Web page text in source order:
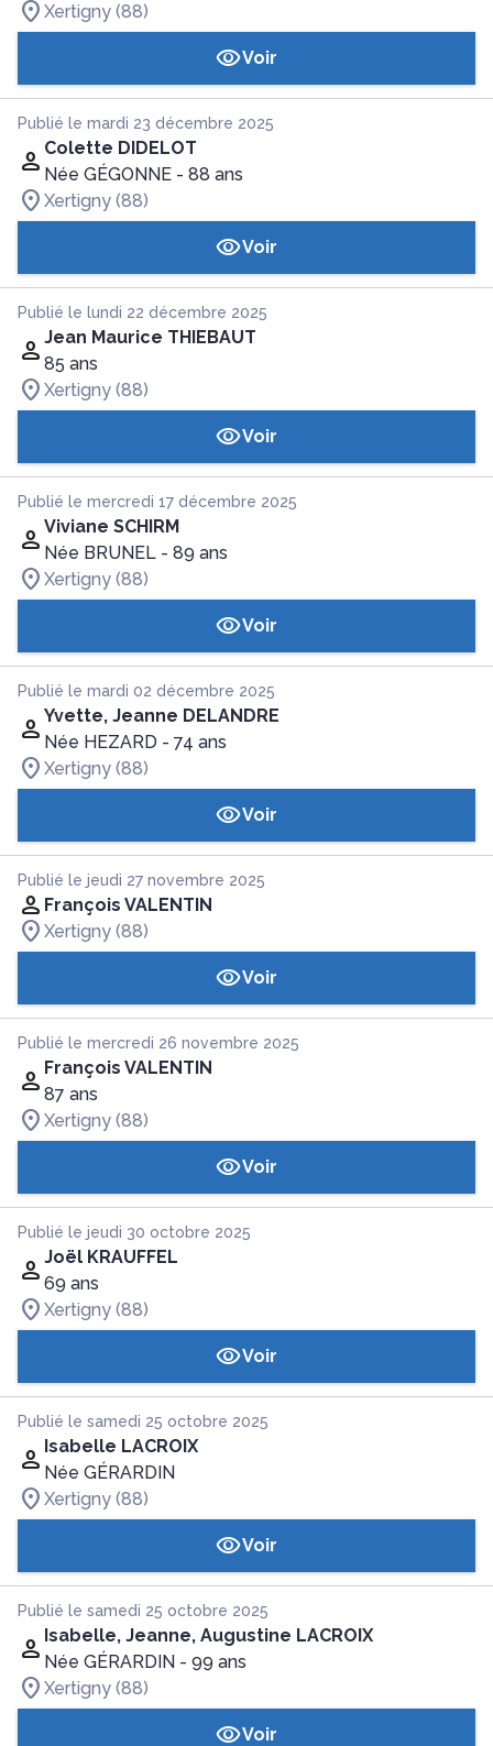
Xertigny (88)
Voir
Publié le mardi 23 décembre 2025
Colette DIDELOT
Née GÉGONNE - 88 ans
Xertigny (88)
Voir
Publié le lundi 22 décembre 2025
Jean Maurice THIEBAUT
85 ans
Xertigny (88)
Voir
Publié le mercredi 17 décembre 2025
Viviane SCHIRM
Née BRUNEL - 89 ans
Xertigny (88)
Voir
Publié le mardi 02 décembre 2025
Yvette, Jeanne DELANDRE
Née HEZARD - 74 ans
Xertigny (88)
Voir
Publié le jeudi 27 novembre 2025
François VALENTIN
Xertigny (88)
Voir
Publié le mercredi 26 novembre 2025
François VALENTIN
87 ans
Xertigny (88)
Voir
Publié le jeudi 30 octobre 2025
Joël KRAUFFEL
69 ans
Xertigny (88)
Voir
Publié le samedi 25 octobre 2025
Isabelle LACROIX
Née GÉRARDIN
Xertigny (88)
Voir
Publié le samedi 25 octobre 2025
Isabelle, Jeanne, Augustine LACROIX
Née GÉRARDIN - 99 ans
Xertigny (88)
Voir